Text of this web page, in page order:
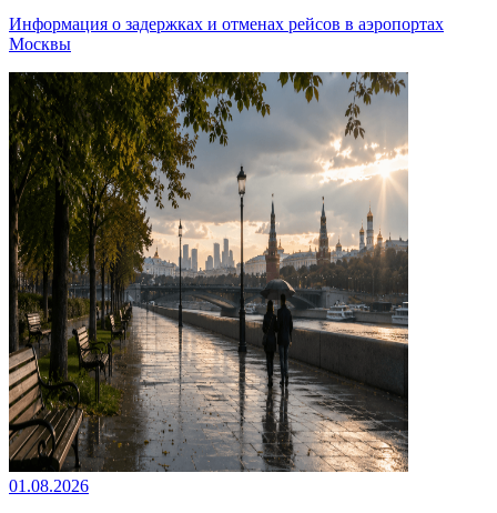
Информация о задержках и отменах рейсов в аэропортах
Москвы
01.08.2026